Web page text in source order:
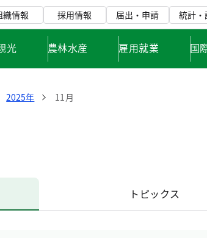
織情報 採用情報 届出・申請 統計・
光 農林水産 雇用就業 国
2025年 11月
トピックス